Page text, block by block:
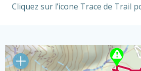
Cliquez sur l’icone Trace de Trail